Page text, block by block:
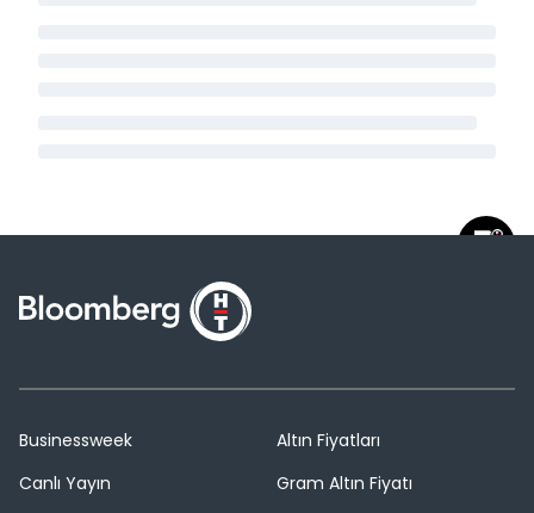
Businessweek
Canlı Yayın
Altın Fiyatları
Gram Altın Fiyatı